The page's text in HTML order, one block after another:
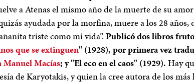
a Atenas el mismo año de la muerte de su
ayudada por la morfina, muere a los 28 años,
triste como mi vida”. Publicó dos libros
que se extinguen" (1928), por primera vez
Manuel Macías; y "El eco en el caos" (1929). Hay
de Karyotakis, y quien la cree autora de los